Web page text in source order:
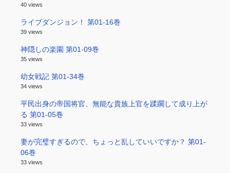
40 views
ライブダンジョン！ 第01-16巻
39 views
神隠しの楽園 第01-09巻
35 views
幼女戦記 第01-34巻
34 views
平民出身の帝国将官、無能な貴族上官を蹂躙して成り上が
る 第01-05巻
33 views
妻が完璧すぎるので、ちょっと乱していいですか？ 第01-
06巻
33 views